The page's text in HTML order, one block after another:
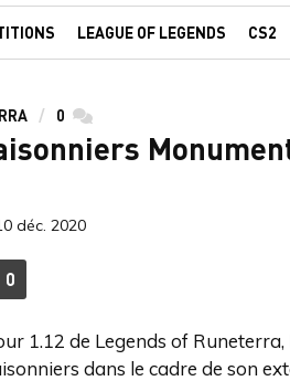
LEAGUE OF LEGENDS CS2
0 commentaires
déc. 2020
ACCÉDER AUX
0
COMMENTAIRES
1.12 de Legends of
dans le cadre de son